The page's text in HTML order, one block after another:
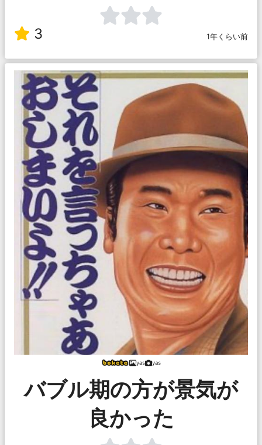
3 1年くらい前
yas yas
バブル期の方が景気が
良かった